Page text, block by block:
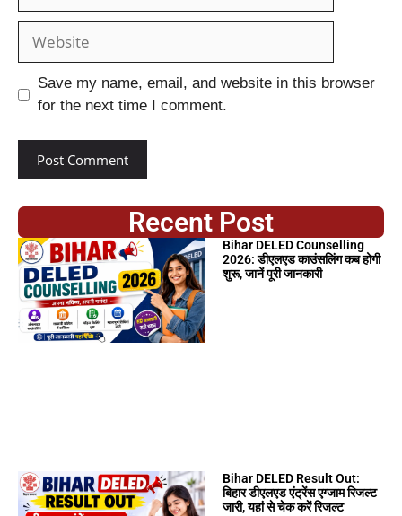
Save my name, email, and website in this browser
for the next time I comment.
Recent Post
Bihar DELED Counselling
2026: डीएलएड काउंसलिंग कब होगी
शुरू, जानें पूरी जानकारी
Bihar DELED Result Out:
बिहार डीएलएड एंट्रेंस एग्जाम रिजल्ट
जारी, यहां से चेक करें रिजल्ट